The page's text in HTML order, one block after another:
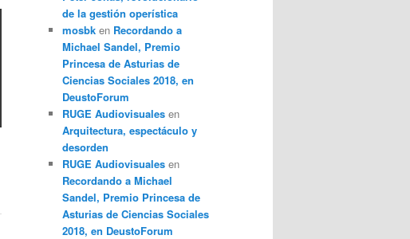
de la gestión operística
mosbk en Recordando a
Michael Sandel, Premio
Princesa de Asturias de
Ciencias Sociales 2018, en
DeustoForum
RUGE Audiovisuales en
Arquitectura, espectáculo y
desorden
RUGE Audiovisuales en
Recordando a Michael
Sandel, Premio Princesa de
Asturias de Ciencias Sociales
2018, en DeustoForum